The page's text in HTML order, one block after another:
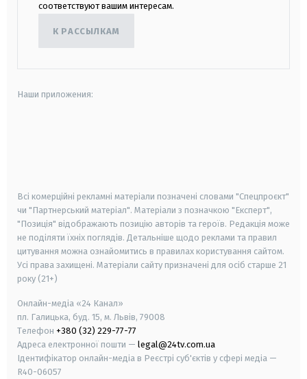
соответствуют вашим интересам.
К РАССЫЛКАМ
Наши приложения:
Всі комерційні рекламні матеріали позначені словами "Спецпроєкт"
чи "Партнерський матеріал". Матеріали з позначкою "Експерт",
"Позиція" відображають позицію авторів та героїв. Редакція може
не поділяти їхніх поглядів. Детальніше щодо реклами та правил
цитування можна ознайомитись в правилах користування сайтом.
Усі права захищені. Матеріали сайту призначені для осіб старше 21
року (21+)
Онлайн-медіа «24 Канал»
пл. Галицька, буд. 15, м. Львів, 79008
Телефон +380 (32) 229-77-77
Адреса електронної пошти — legal@24tv.com.ua
Ідентифікатор онлайн-медіа в Реєстрі суб'єктів у сфері медіа —
R40-06057